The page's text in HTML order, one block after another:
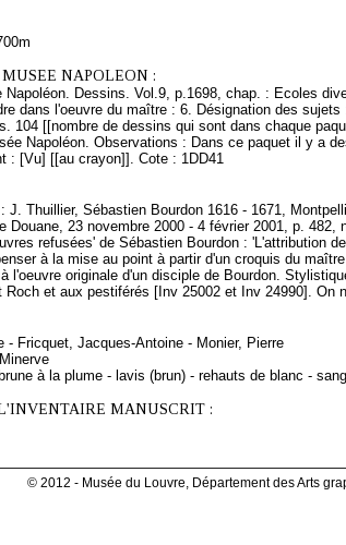
NAPOLEON :
Napoléon. Dessins. Vol.9, p.1698, chap. : Ecoles
dans l'oeuvre du maître : 6. Désignation des
104 [[nombre de dessins qui sont dans chaque
Napoléon. Observations : Dans ce paquet il y a
: [Vu] [[au crayon]]. Cote : 1DD41
J. Thuillier, Sébastien Bourdon 1616 - 1671,
Douane, 23 novembre 2000 - 4 février 2001, p.
refusées' de Sébastien Bourdon : 'L'attribution
à la mise au point à partir d'un croquis du
l'oeuvre originale d'un disciple de Bourdon.
Roch et aux pestiférés [Inv 25002 et Inv 24990]. On
- Fricquet, Jacques-Antoine - Monier, Pierre
à la plume - lavis (brun) - rehauts de blanc -
MANUSCRIT :
© 2012 - Musée du Louvre, Département des Arts